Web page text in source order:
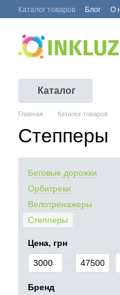
Перейти к основному
Каталог товаров Блог О
Каталог
Главная Каталог товаров
Степперы
Беговые дорожки
Орбитреки
Велотренажеры
Степперы
Цена, грн
От Цена, грн
До Цена, грн
Бренд